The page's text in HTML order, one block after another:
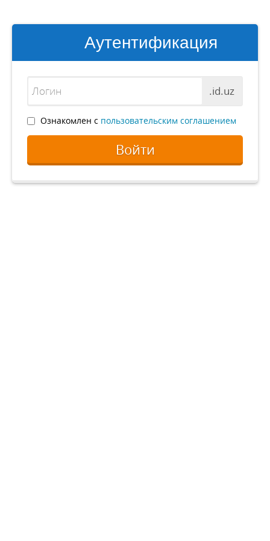
Аутентификация
.id.uz
Ознакомлен с пользовательским соглашением
Войти